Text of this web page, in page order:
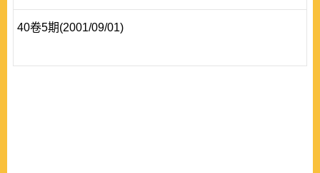
40卷5期(2001/09/01)